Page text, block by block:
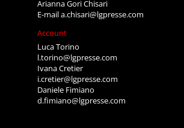
Arianna Gori Chisari
E-maila.chisari@lgpresse.com
Account
Luca Torino
l.torino@lgpresse.com
Ivana Cretier
i.cretier@lgpresse.com
Daniele Fimiano
d.fimiano@lgpresse.com